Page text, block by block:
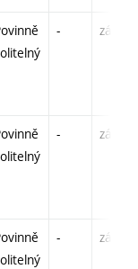
- zá
- zá
- zá